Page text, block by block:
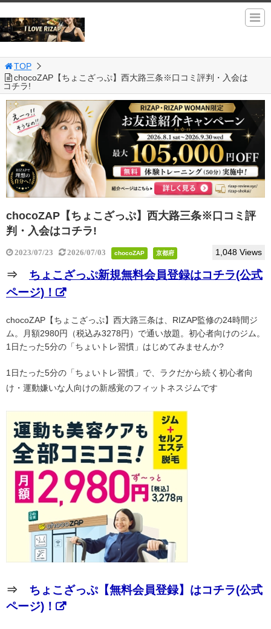
TOP
chocoZAP【ちょこざっぷ】西大路三条※口コミ評判・入会は
コチラ!
chocoZAP【ちょこざっぷ】西大路三条※口コミ評
判・入会はコチラ!
2023/07/23 2026/07/03 chocoZAP 京都府 1,048 Views
⇒ ちょこざっぷ新規無料会員登録はコチラ(公式
ページ)！
chocoZAP【ちょこざっぷ】西大路三条は、RIZAP監修の24時間ジ
ム。月額2980円（税込み3278円）で通い放題。初心者向けのジム。
1日たった5分の「ちょいトレ習慣」はじめてみませんか?
1日たった5分の「ちょいトレ習慣」で、ラクだから続く初心者向
け・運動嫌いな人向けの新感覚のフィットネスジムです
⇒ ちょこざっぷ【無料会員登録】はコチラ(公式
ページ)！